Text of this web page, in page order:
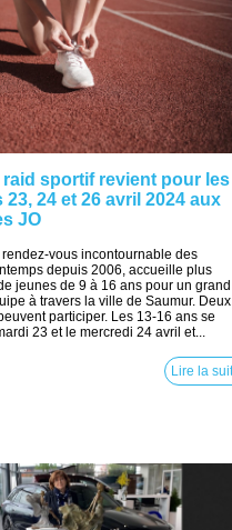
raid sportif revient pour les
23, 24 et 26 avril 2024 aux
JO
vous incontournable des
depuis 2006, accueille plus
jeunes de 9 à 16 ans pour un grand
à travers la ville de Saumur. Deux
participer. Les 13-16 ans se
23 et le mercredi 24 avril et...
Lire la